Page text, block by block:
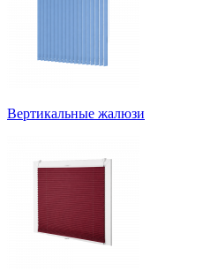
Вертикальные жалюзи